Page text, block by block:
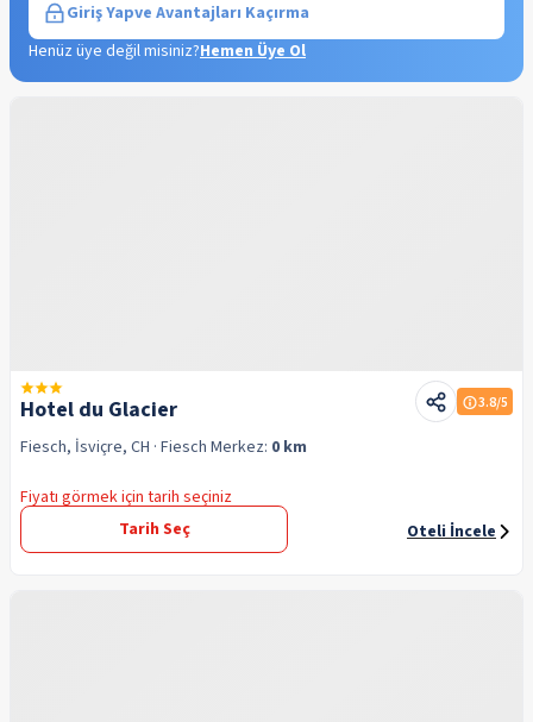
Giriş Yapve Avantajları Kaçırma
Henüz üye değil misiniz?Hemen Üye Ol
Hotel du Glacier 3.8/5
Fiesch, İsviçre, CH · Fiesch Merkez: 0 km
Fiyatı görmek için tarih seçiniz
Tarih Seç
Oteli İncele